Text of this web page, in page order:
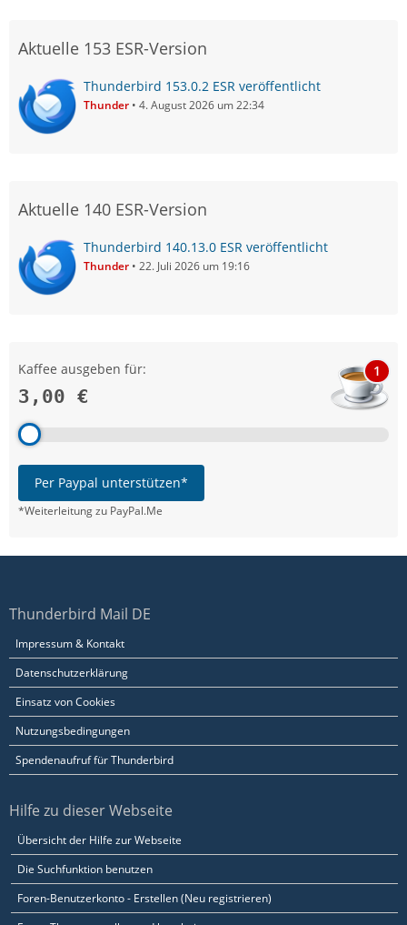
Aktuelle 153 ESR-Version
Thunderbird 153.0.2 ESR veröffentlicht
Thunder 4. August 2026 um 22:34
Aktuelle 140 ESR-Version
Thunderbird 140.13.0 ESR veröffentlicht
Thunder 22. Juli 2026 um 19:16
Kaffee ausgeben für:
3,00 €
1
Per Paypal unterstützen*
*Weiterleitung zu PayPal.Me
Thunderbird Mail DE
Impressum & Kontakt
Datenschutzerklärung
Einsatz von Cookies
Nutzungsbedingungen
Spendenaufruf für Thunderbird
Hilfe zu dieser Webseite
Übersicht der Hilfe zur Webseite
Die Suchfunktion benutzen
Foren-Benutzerkonto - Erstellen (Neu registrieren)